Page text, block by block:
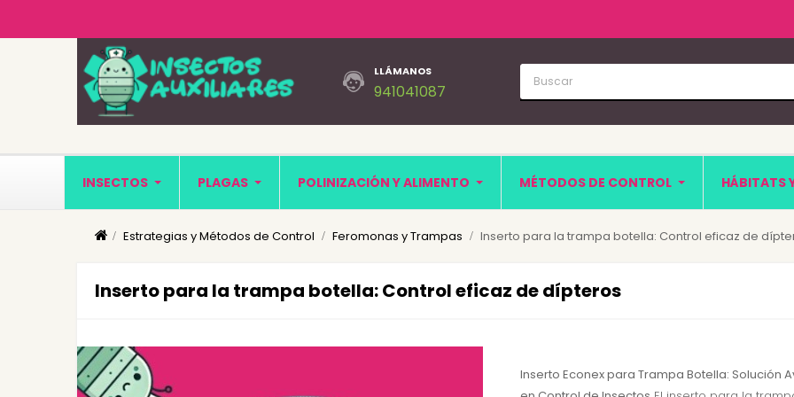
LLÁMANOS
941041087
INSECTOS PLAGAS POLINIZACIÓN Y ALIMENTO MÉTODOS DE CONTROL HÁBITATS
Estrategias y Métodos de Control Feromonas y Trampas Inserto para la trampa botella: Control eficaz de
Inserto para la trampa botella: Control eficaz de dípteros
Inserto Econex para Trampa Botella: Solución